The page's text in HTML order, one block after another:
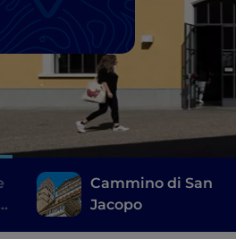
Cammino di San
Jacopo